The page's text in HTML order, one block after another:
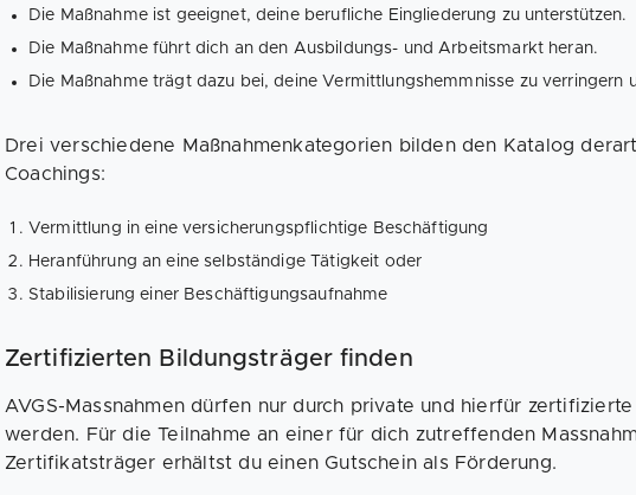
Die Maßnahme ist geeignet, deine berufliche Eingliederung zu unterstützen.
Die Maßnahme führt dich an den Ausbildungs- und Arbeitsmarkt heran.
Die Maßnahme trägt dazu bei, deine Vermittlungshemmnisse zu verringern
Drei verschiedene Maßnahmenkategorien bilden den Katalog
Coachings:
Vermittlung in eine versicherungspflichtige Beschäftigung
Heranführung an eine selbständige Tätigkeit oder
Stabilisierung einer Beschäftigungsaufnahme
Zertifizierten Bildungsträger finden
AVGS-Massnahmen dürfen nur durch private und hierfür
werden. Für die Teilnahme an einer für dich zutreffenden
Zertifikatsträger erhältst du einen Gutschein als Förderung.